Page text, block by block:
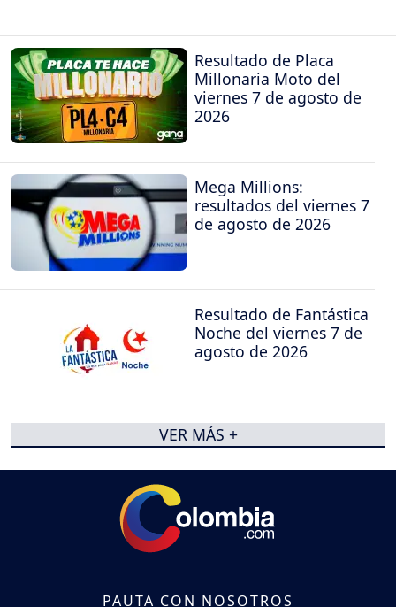
Resultado de Placa
Millonaria Moto del
viernes 7 de agosto de
2026
Mega Millions:
resultados del viernes 7
de agosto de 2026
Resultado de Fantástica
Noche del viernes 7 de
agosto de 2026
VER MÁS +
PAUTA CON NOSOTROS